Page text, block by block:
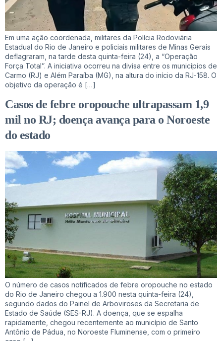
Em uma ação coordenada, militares da Polícia Rodoviária
Estadual do Rio de Janeiro e policiais militares de Minas Gerais
deflagraram, na tarde desta quinta-feira (24), a “Operação
Força Total”. A iniciativa ocorreu na divisa entre os municípios de
Carmo (RJ) e Além Paraíba (MG), na altura do início da RJ-158. O
objetivo da operação é […]
Casos de febre oropouche ultrapassam 1,9
mil no RJ; doença avança para o Noroeste
do estado
O número de casos notificados de febre oropouche no estado
do Rio de Janeiro chegou a 1.900 nesta quinta-feira (24),
segundo dados do Painel de Arboviroses da Secretaria de
Estado de Saúde (SES-RJ). A doença, que se espalha
rapidamente, chegou recentemente ao município de Santo
Antônio de Pádua, no Noroeste Fluminense, com o primeiro